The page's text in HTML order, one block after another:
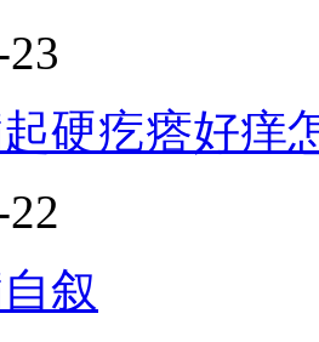
硬疙瘩好痒
叙